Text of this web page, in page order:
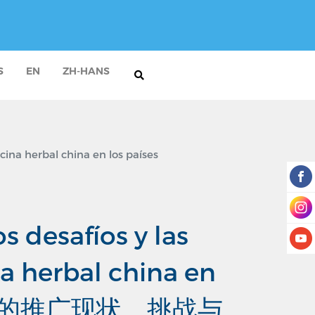
EN ZH-HANS
herbal china en los países
desafíos y las
herbal china en
推广现状、挑战与